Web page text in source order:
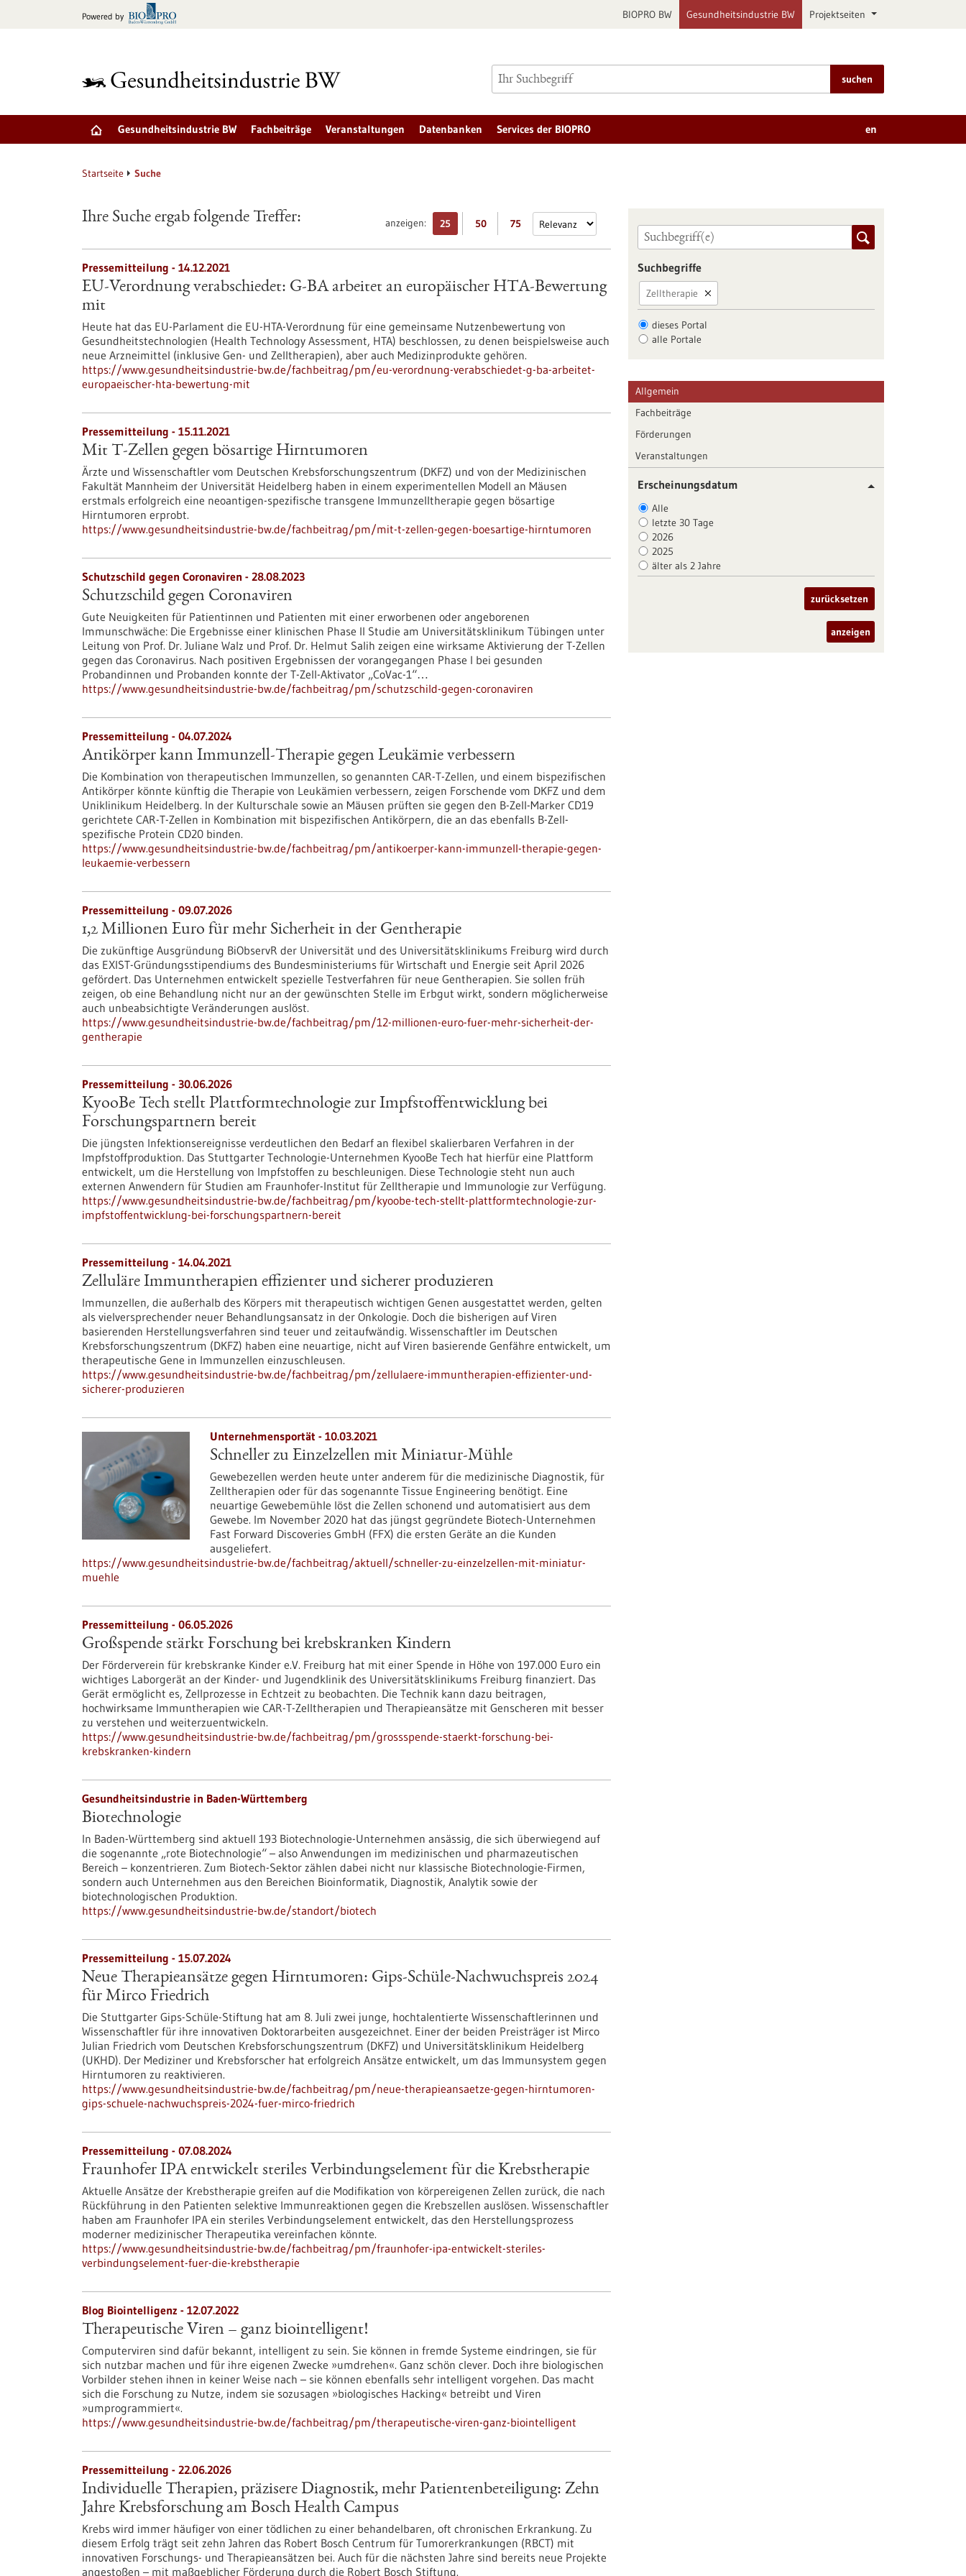
Powered by BIOPRO BW Gesundheitsindustrie BW Projektseiten
suchen
Gesundheitsindustrie BW Fachbeiträge Veranstaltungen Datenbanken Services der BIOPRO en
Startseite Suche
anzeigen: 25 50 75
Ihre Suche ergab folgende Treffer:
Pressemitteilung - 14.12.2021
EU-Verordnung verabschiedet: G-BA arbeitet an europäischer HTA-Bewertung
mit
Heute hat das EU-Parlament die EU-HTA-Verordnung für eine gemeinsame Nutzenbewertung von
Gesundheitstechnologien (Health Technology Assessment, HTA) beschlossen, zu denen beispielsweise auch
neue Arzneimittel (inklusive Gen- und Zelltherapien), aber auch Medizinprodukte gehören.
https://www.gesundheitsindustrie-bw.de/fachbeitrag/pm/eu-verordnung-verabschiedet-g-ba-arbeitet-
europaeischer-hta-bewertung-mit
Pressemitteilung - 15.11.2021
Mit T-Zellen gegen bösartige Hirntumoren
Ärzte und Wissenschaftler vom Deutschen Krebsforschungszentrum (DKFZ) und von der Medizinischen
Fakultät Mannheim der Universität Heidelberg haben in einem experimentellen Modell an Mäusen
erstmals erfolgreich eine neoantigen-spezifische transgene Immunzelltherapie gegen bösartige
Hirntumoren erprobt.
https://www.gesundheitsindustrie-bw.de/fachbeitrag/pm/mit-t-zellen-gegen-boesartige-hirntumoren
Schutzschild gegen Coronaviren - 28.08.2023
Schutzschild gegen Coronaviren
Gute Neuigkeiten für Patientinnen und Patienten mit einer erworbenen oder angeborenen
Immunschwäche: Die Ergebnisse einer klinischen Phase II Studie am Universitätsklinikum Tübingen unter
Leitung von Prof. Dr. Juliane Walz und Prof. Dr. Helmut Salih zeigen eine wirksame Aktivierung der T-Zellen
gegen das Coronavirus. Nach positiven Ergebnissen der vorangegangen Phase I bei gesunden
Probandinnen und Probanden konnte der T-Zell-Aktivator „CoVac-1“…
https://www.gesundheitsindustrie-bw.de/fachbeitrag/pm/schutzschild-gegen-coronaviren
Pressemitteilung - 04.07.2024
Antikörper kann Immunzell-Therapie gegen Leukämie verbessern
Die Kombination von therapeutischen Immunzellen, so genannten CAR-T-Zellen, und einem bispezifischen
Antikörper könnte künftig die Therapie von Leukämien verbessern, zeigen Forschende vom DKFZ und dem
Uniklinikum Heidelberg. In der Kulturschale sowie an Mäusen prüften sie gegen den B-Zell-Marker CD19
gerichtete CAR-T-Zellen in Kombination mit bispezifischen Antikörpern, die an das ebenfalls B-Zell-
spezifische Protein CD20 binden.
https://www.gesundheitsindustrie-bw.de/fachbeitrag/pm/antikoerper-kann-immunzell-therapie-gegen-
leukaemie-verbessern
Pressemitteilung - 09.07.2026
1,2 Millionen Euro für mehr Sicherheit in der Gentherapie
Die zukünftige Ausgründung BiObservR der Universität und des Universitätsklinikums Freiburg wird durch
das EXIST-Gründungsstipendiums des Bundesministeriums für Wirtschaft und Energie seit April 2026
gefördert. Das Unternehmen entwickelt spezielle Testverfahren für neue Gentherapien. Sie sollen früh
zeigen, ob eine Behandlung nicht nur an der gewünschten Stelle im Erbgut wirkt, sondern möglicherweise
auch unbeabsichtigte Veränderungen auslöst.
https://www.gesundheitsindustrie-bw.de/fachbeitrag/pm/12-millionen-euro-fuer-mehr-sicherheit-der-
gentherapie
Pressemitteilung - 30.06.2026
KyooBe Tech stellt Plattformtechnologie zur Impfstoffentwicklung bei
Forschungspartnern bereit
Die jüngsten Infektionsereignisse verdeutlichen den Bedarf an flexibel skalierbaren Verfahren in der
Impfstoffproduktion. Das Stuttgarter Technologie-Unternehmen KyooBe Tech hat hierfür eine Plattform
entwickelt, um die Herstellung von Impfstoffen zu beschleunigen. Diese Technologie steht nun auch
externen Anwendern für Studien am Fraunhofer-Institut für Zelltherapie und Immunologie zur Verfügung.
https://www.gesundheitsindustrie-bw.de/fachbeitrag/pm/kyoobe-tech-stellt-plattformtechnologie-zur-
impfstoffentwicklung-bei-forschungspartnern-bereit
Pressemitteilung - 14.04.2021
Zelluläre Immuntherapien effizienter und sicherer produzieren
Immunzellen, die außerhalb des Körpers mit therapeutisch wichtigen Genen ausgestattet werden, gelten
als vielversprechender neuer Behandlungsansatz in der Onkologie. Doch die bisherigen auf Viren
basierenden Herstellungsverfahren sind teuer und zeitaufwändig. Wissenschaftler im Deutschen
Krebsforschungszentrum (DKFZ) haben eine neuartige, nicht auf Viren basierende Genfähre entwickelt, um
therapeutische Gene in Immunzellen einzuschleusen.
https://www.gesundheitsindustrie-bw.de/fachbeitrag/pm/zellulaere-immuntherapien-effizienter-und-
sicherer-produzieren
Unternehmensportät - 10.03.2021
Schneller zu Einzelzellen mit Miniatur-Mühle
Gewebezellen werden heute unter anderem für die medizinische Diagnostik, für
Zelltherapien oder für das sogenannte Tissue Engineering benötigt. Eine
neuartige Gewebemühle löst die Zellen schonend und automatisiert aus dem
Gewebe. Im November 2020 hat das jüngst gegründete Biotech-Unternehmen
Fast Forward Discoveries GmbH (FFX) die ersten Geräte an die Kunden
ausgeliefert.
https://www.gesundheitsindustrie-bw.de/fachbeitrag/aktuell/schneller-zu-einzelzellen-mit-miniatur-
muehle
Pressemitteilung - 06.05.2026
Großspende stärkt Forschung bei krebskranken Kindern
Der Förderverein für krebskranke Kinder e.V. Freiburg hat mit einer Spende in Höhe von 197.000 Euro ein
wichtiges Laborgerät an der Kinder- und Jugendklinik des Universitätsklinikums Freiburg finanziert. Das
Gerät ermöglicht es, Zellprozesse in Echtzeit zu beobachten. Die Technik kann dazu beitragen,
hochwirksame Immuntherapien wie CAR-T-Zelltherapien und Therapieansätze mit Genscheren mit besser
zu verstehen und weiterzuentwickeln.
https://www.gesundheitsindustrie-bw.de/fachbeitrag/pm/grossspende-staerkt-forschung-bei-
krebskranken-kindern
Gesundheitsindustrie in Baden-Württemberg
Biotechnologie
In Baden-Württemberg sind aktuell 193 Biotechnologie-Unternehmen ansässig, die sich überwiegend auf
die sogenannte „rote Biotechnologie“ – also Anwendungen im medizinischen und pharmazeutischen
Bereich – konzentrieren. Zum Biotech-Sektor zählen dabei nicht nur klassische Biotechnologie-Firmen,
sondern auch Unternehmen aus den Bereichen Bioinformatik, Diagnostik, Analytik sowie der
biotechnologischen Produktion.
https://www.gesundheitsindustrie-bw.de/standort/biotech
Pressemitteilung - 15.07.2024
Neue Therapieansätze gegen Hirntumoren: Gips-Schüle-Nachwuchspreis 2024
für Mirco Friedrich
Die Stuttgarter Gips-Schüle-Stiftung hat am 8. Juli zwei junge, hochtalentierte Wissenschaftlerinnen und
Wissenschaftler für ihre innovativen Doktorarbeiten ausgezeichnet. Einer der beiden Preisträger ist Mirco
Julian Friedrich vom Deutschen Krebsforschungszentrum (DKFZ) und Universitätsklinikum Heidelberg
(UKHD). Der Mediziner und Krebsforscher hat erfolgreich Ansätze entwickelt, um das Immunsystem gegen
Hirntumoren zu reaktivieren.
https://www.gesundheitsindustrie-bw.de/fachbeitrag/pm/neue-therapieansaetze-gegen-hirntumoren-
gips-schuele-nachwuchspreis-2024-fuer-mirco-friedrich
Pressemitteilung - 07.08.2024
Fraunhofer IPA entwickelt steriles Verbindungselement für die Krebstherapie
Aktuelle Ansätze der Krebstherapie greifen auf die Modifikation von körpereigenen Zellen zurück, die nach
Rückführung in den Patienten selektive Immunreaktionen gegen die Krebszellen auslösen. Wissenschaftler
haben am Fraunhofer IPA ein steriles Verbindungselement entwickelt, das den Herstellungsprozess
moderner medizinischer Therapeutika vereinfachen könnte.
https://www.gesundheitsindustrie-bw.de/fachbeitrag/pm/fraunhofer-ipa-entwickelt-steriles-
verbindungselement-fuer-die-krebstherapie
Blog Biointelligenz - 12.07.2022
Therapeutische Viren – ganz biointelligent!
Computerviren sind dafür bekannt, intelligent zu sein. Sie können in fremde Systeme eindringen, sie für
sich nutzbar machen und für ihre eigenen Zwecke »umdrehen«. Ganz schön clever. Doch ihre biologischen
Vorbilder stehen ihnen in keiner Weise nach – sie können ebenfalls sehr intelligent vorgehen. Das macht
sich die Forschung zu Nutze, indem sie sozusagen »biologisches Hacking« betreibt und Viren
»umprogrammiert«.
https://www.gesundheitsindustrie-bw.de/fachbeitrag/pm/therapeutische-viren-ganz-biointelligent
Pressemitteilung - 22.06.2026
Individuelle Therapien, präzisere Diagnostik, mehr Patientenbeteiligung: Zehn
Jahre Krebsforschung am Bosch Health Campus
Krebs wird immer häufiger von einer tödlichen zu einer behandelbaren, oft chronischen Erkrankung. Zu
diesem Erfolg trägt seit zehn Jahren das Robert Bosch Centrum für Tumorerkrankungen (RBCT) mit
innovativen Forschungs- und Therapieansätzen bei. Auch für die nächsten Jahre sind bereits neue Projekte
angestoßen – mit maßgeblicher Förderung durch die Robert Bosch Stiftung.
Suchbegriffe
Zelltherapie
dieses Portal
alle Portale
Allgemein
Fachbeiträge
Förderungen
Veranstaltungen
Erscheinungsdatum
Alle
letzte 30 Tage
2026
2025
älter als 2 Jahre
zurücksetzen
anzeigen